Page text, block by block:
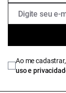
Ao me
uso e